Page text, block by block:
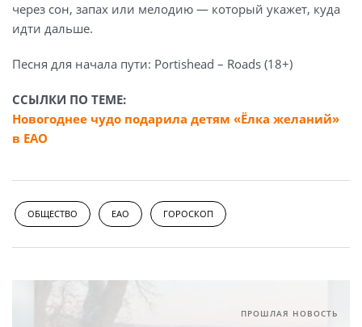
через сон, запах или мелодию — который укажет, куда
идти дальше.
Песня для начала пути: Portishead – Roads (18+)
ССЫЛКИ ПО ТЕМЕ:
Новогоднее чудо подарила детям «Ёлка желаний»
в ЕАО
ОБЩЕСТВО ЕАО ГОРОСКОП
ПРОШЛАЯ НОВОСТЬ